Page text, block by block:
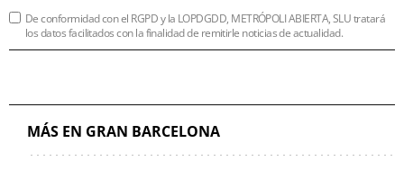
De conformidad con el RGPD y la LOPDGDD, METRÓPOLI ABIERTA, SLU tratará
los datos facilitados con la finalidad de remitirle noticias de actualidad.
MÁS EN GRAN BARCELONA